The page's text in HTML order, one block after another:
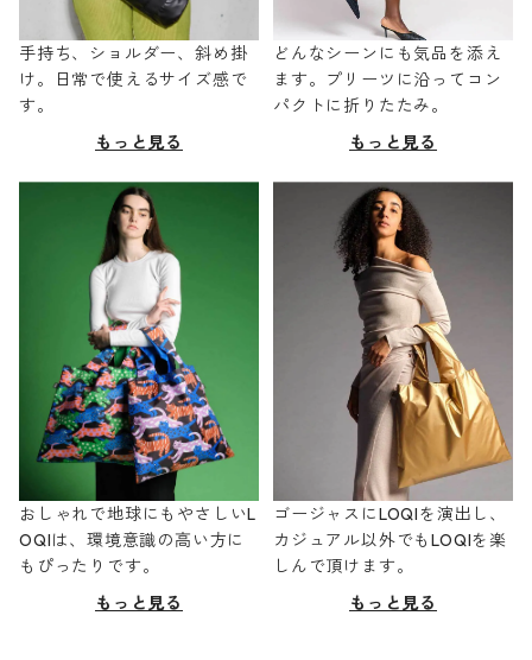
手持ち、ショルダー、斜め掛
け。日常で使えるサイズ感で
す。
もっと見る
どんなシーンにも気品を添え
ます。プリーツに沿ってコン
パクトに折りたたみ。
もっと見る
おしゃれで地球にもやさしいL
OQIは、環境意識の高い方に
もぴったりです。
もっと見る
ゴージャスにLOQIを演出し、
カジュアル以外でもLOQIを楽
しんで頂けます。
もっと見る